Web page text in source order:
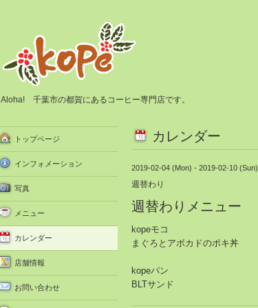
Aloha! 千葉市の都賀にあるコーヒー専門店です。
カレンダー
2019-02-04 (Mon) - 2019-02-10 (Sun)
週替わり
週替わりメニュー
kopeモコ
まぐろとアボカドのポキ丼
kopeパン
BLTサンド
トップページ
インフォメーション
写真
メニュー
カレンダー
店舗情報
お問い合わせ